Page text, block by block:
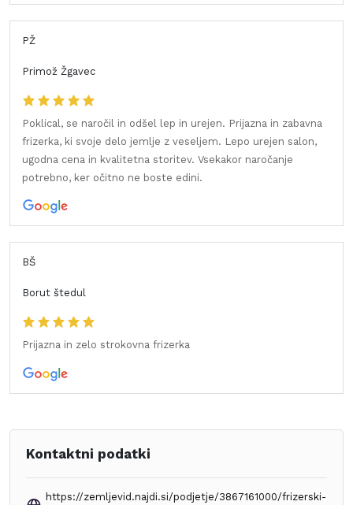
PŽ
Primož Žgavec
Poklical, se naročil in odšel lep in urejen. Prijazna in zabavna
frizerka, ki svoje delo jemlje z veseljem. Lepo urejen salon,
ugodna cena in kvalitetna storitev. Vsekakor naročanje
potrebno, ker očitno ne boste edini.
BŠ
Borut štedul
Prijazna in zelo strokovna frizerka
Kontaktni podatki
https://zemljevid.najdi.si/podjetje/3867161000/frizerski-